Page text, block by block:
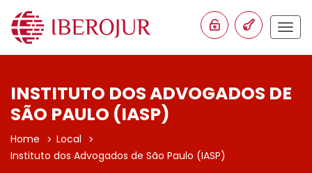
INSTITUTO DOS ADVOGADOS DE
SÃO PAULO (IASP)
Home
Local
Instituto dos Advogados de São Paulo (IASP)